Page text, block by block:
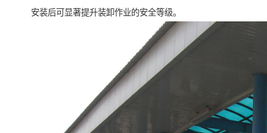
安装后可显著提升装卸作业的安全等级。